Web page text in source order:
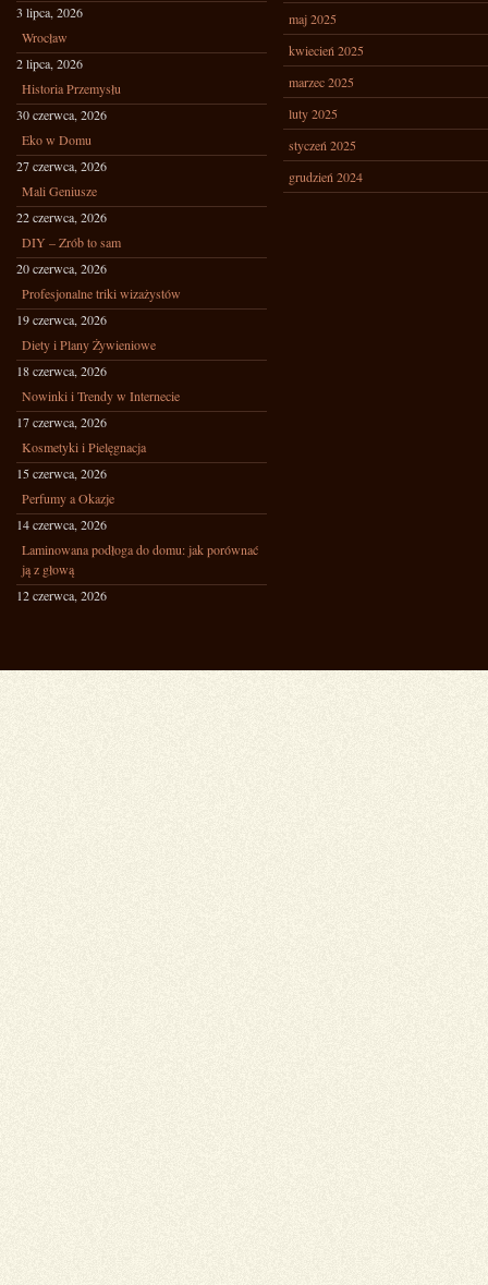
3 lipca, 2026
Wrocław
2 lipca, 2026
Historia Przemysłu
30 czerwca, 2026
Eko w Domu
27 czerwca, 2026
Mali Geniusze
22 czerwca, 2026
DIY – Zrób to sam
20 czerwca, 2026
Profesjonalne triki wizażystów
19 czerwca, 2026
Diety i Plany Żywieniowe
18 czerwca, 2026
Nowinki i Trendy w Internecie
17 czerwca, 2026
Kosmetyki i Pielęgnacja
15 czerwca, 2026
Perfumy a Okazje
14 czerwca, 2026
Laminowana podłoga do domu: jak porównać
ją z głową
12 czerwca, 2026
maj 2025
kwiecień 2025
marzec 2025
luty 2025
styczeń 2025
grudzień 2024